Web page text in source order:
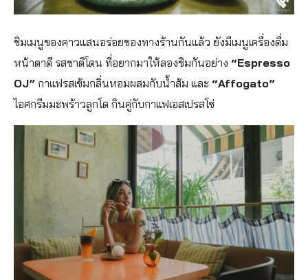
ชิมเมนูของคาวแสนอร่อยของทางร้านกันแล้ว ยังมีเมนูเครื่องดื่ม
หน้าตาดี รสชาติโดน ที่อยากมาให้ลองชิมกันอย่าง “Espresso
OJ” กาแฟรสเข้มกลิ่นหอมผสมกับน้ำส้ม และ “Affogato”
ไอศกรีมมะพร้าวลูกโต กินคู่กับกาแฟเอสเปรสโซ่